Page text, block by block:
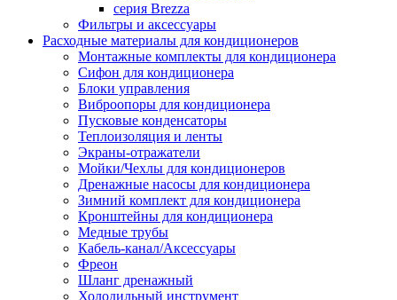
серия Brezza
Фильтры и аксессуары
Расходные материалы для кондиционеров
Монтажные комплекты для кондиционера
Сифон для кондиционера
Блоки управления
Виброопоры для кондиционера
Пусковые конденсаторы
Теплоизоляция и ленты
Экраны-отражатели
Мойки/Чехлы для кондиционеров
Дренажные насосы для кондиционера
Зимний комплект для кондиционера
Кронштейны для кондиционера
Медные трубы
Кабель-канал/Аксессуары
Фреон
Шланг дренажный
Холодильный инструмент